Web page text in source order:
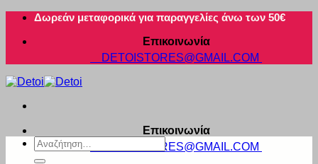
Μετάβαση
περιεχόμενο
Δωρεάν μεταφορικά για παραγγελίες άνω των 50€
Επικοινωνία
DETOISTORES@GMAIL.COM
Επικοινωνία
DETOISTORES@GMAIL.COM
Αναζήτηση
για: